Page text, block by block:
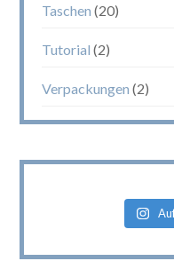
Taschen (20)
Tutorial (2)
Verpackungen (2)